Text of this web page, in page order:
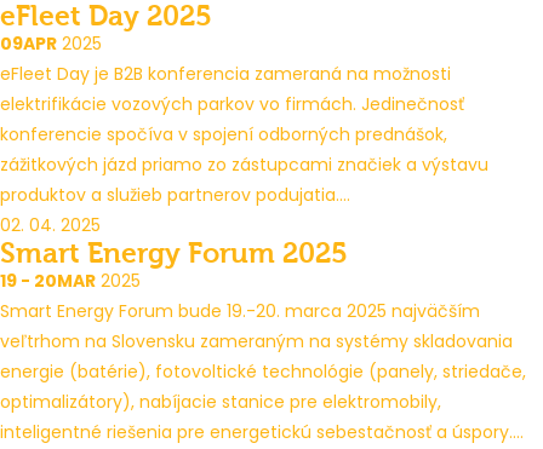
eFleet Day 2025
09APR 2025
eFleet Day je B2B konferencia zameraná na možnosti
elektrifikácie vozových parkov vo firmách. Jedinečnosť
konferencie spočíva v spojení odborných prednášok,
zážitkových jázd priamo zo zástupcami značiek a výstavu
produktov a služieb partnerov podujatia....
02. 04. 2025
Smart Energy Forum 2025
19 - 20MAR 2025
Smart Energy Forum bude 19.-20. marca 2025 najväčším
veľtrhom na Slovensku zameraným na systémy skladovania
energie (batérie), fotovoltické technológie (panely, striedače,
optimalizátory), nabíjacie stanice pre elektromobily,
inteligentné riešenia pre energetickú sebestačnosť a úspory....